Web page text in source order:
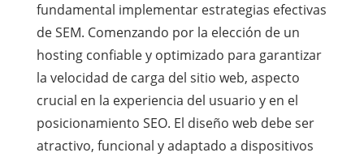
fundamental implementar estrategias efectivas
de SEM. Comenzando por la elección de un
hosting confiable y optimizado para garantizar
la velocidad de carga del sitio web, aspecto
crucial en la experiencia del usuario y en el
posicionamiento SEO. El diseño web debe ser
atractivo, funcional y adaptado a dispositivos